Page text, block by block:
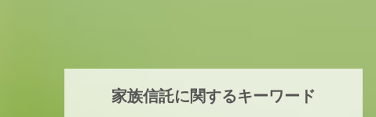
家族信託に関するキーワード